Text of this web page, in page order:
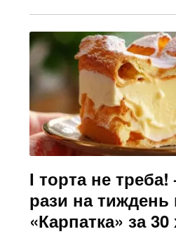
І торта не
рази на тиждень
«Карпатка» за 30